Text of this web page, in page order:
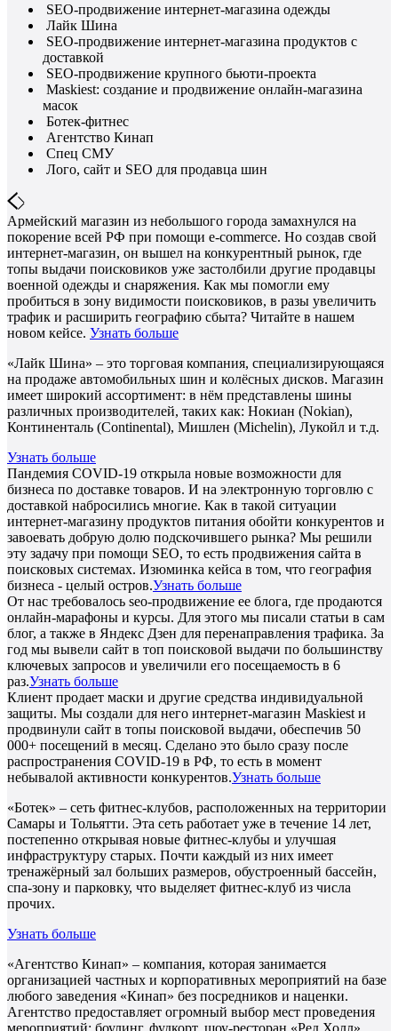
SEO-продвижение интернет-магазина одежды
Лайк Шина
SEO-продвижение интернет-магазина продуктов с
доставкой
SEO-продвижение крупного бьюти-проекта
Maskiest: создание и продвижение онлайн-магазина
масок
Ботек-фитнес
Агентство Кинап
Спец СМУ
Лого, сайт и SEO для продавца шин
Армейский магазин из небольшого города замахнулся на
покорение всей РФ при помощи e-commerce. Но создав свой
интернет-магазин, он вышел на конкурентный рынок, где
топы выдачи поисковиков уже застолбили другие продавцы
военной одежды и снаряжения. Как мы помогли ему
пробиться в зону видимости поисковиков, в разы увеличить
трафик и расширить географию сбыта? Читайте в нашем
новом кейсе. Узнать больше
«Лайк Шина» – это торговая компания, специализирующаяся
на продаже автомобильных шин и колёсных дисков. Магазин
имеет широкий ассортимент: в нём представлены шины
различных производителей, таких как: Нокиан (Nokian),
Континенталь (Continental), Мишлен (Michelin), Лукойл и т.д.
Узнать больше
Пандемия COVID-19 открыла новые возможности для
бизнеса по доставке товаров. И на электронную торговлю с
доставкой набросились многие. Как в такой ситуации
интернет-магазину продуктов питания обойти конкурентов и
завоевать добрую долю подскочившего рынка? Мы решили
эту задачу при помощи SEO, то есть продвижения сайта в
поисковых системах. Изюминка кейса в том, что география
бизнеса - целый остров.Узнать больше
От нас требовалось seo-продвижение ее блога, где продаются
онлайн-марафоны и курсы. Для этого мы писали статьи в сам
блог, а также в Яндекс Дзен для перенаправления трафика. За
год мы вывели сайт в топ поисковой выдачи по большинству
ключевых запросов и увеличили его посещаемость в 6
раз.Узнать больше
Клиент продает маски и другие средства индивидуальной
защиты. Мы создали для него интернет-магазин Maskiest и
продвинули сайт в топы поисковой выдачи, обеспечив 50
000+ посещений в месяц. Сделано это было сразу после
распространения COVID-19 в РФ, то есть в момент
небывалой активности конкурентов.Узнать больше
«Ботек» – сеть фитнес-клубов, расположенных на территории
Самары и Тольятти. Эта сеть работает уже в течение 14 лет,
постепенно открывая новые фитнес-клубы и улучшая
инфраструктуру старых. Почти каждый из них имеет
тренажёрный зал больших размеров, обустроенный бассейн,
спа-зону и парковку, что выделяет фитнес-клуб из числа
прочих.
Узнать больше
«Агентство Кинап» – компания, которая занимается
организацией частных и корпоративных мероприятий на базе
любого заведения «Кинап» без посредников и наценки.
Агентство предоставляет огромный выбор мест проведения
мероприятий: боулинг, фудкорт, шоу-ресторан «Ред Холл»